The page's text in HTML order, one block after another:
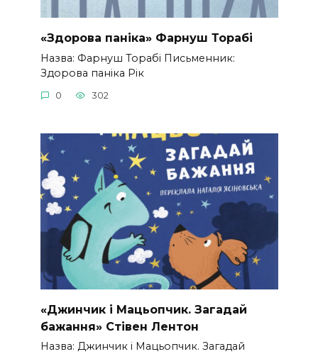
«Здорова паніка» Фарнуш Торабі
Назва: Фарнуш Торабі Письменник:
Здорова паніка Рік
0 302
«Джинчик і Мацьопчик. Загадай
бажання» Стівен Лентон
Назва: Джинчик і Мацьопчик. Загадай